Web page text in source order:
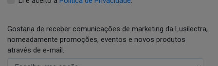
Gostaria de receber comunicações de marketing da Lusilectra,
nomeadamente promoções, eventos e novos produtos
através de e-mail.